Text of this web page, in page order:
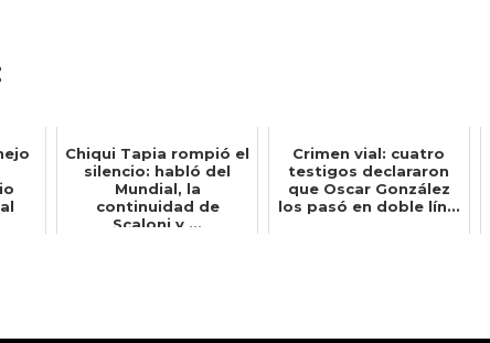
Chiqui Tapia rompió el
silencio: habló del
Mundial, la
continuidad de
Scaloni y ...
Crimen vial: cuatro
testigos declararon
que Oscar González
los pasó en doble lín...